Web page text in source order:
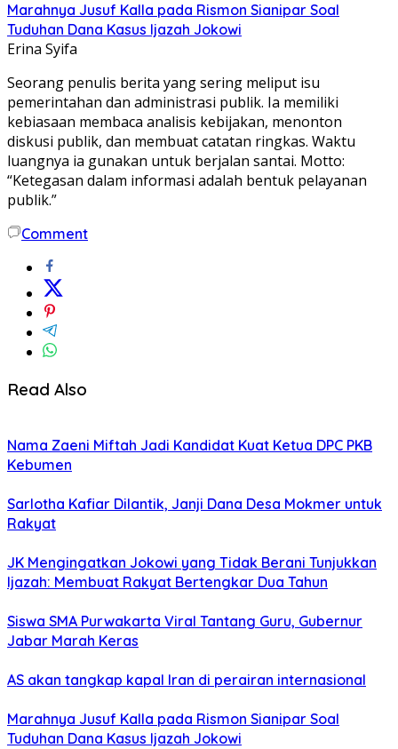
Marahnya Jusuf Kalla pada Rismon Sianipar Soal
Tuduhan Dana Kasus Ijazah Jokowi
Erina Syifa
Seorang penulis berita yang sering meliput isu
pemerintahan dan administrasi publik. Ia memiliki
kebiasaan membaca analisis kebijakan, menonton
diskusi publik, dan membuat catatan ringkas. Waktu
luangnya ia gunakan untuk berjalan santai. Motto:
“Ketegasan dalam informasi adalah bentuk pelayanan
publik.”
Comment
Read Also
Nama Zaeni Miftah Jadi Kandidat Kuat Ketua DPC PKB
Kebumen
Sarlotha Kafiar Dilantik, Janji Dana Desa Mokmer untuk
Rakyat
JK Mengingatkan Jokowi yang Tidak Berani Tunjukkan
Ijazah: Membuat Rakyat Bertengkar Dua Tahun
Siswa SMA Purwakarta Viral Tantang Guru, Gubernur
Jabar Marah Keras
AS akan tangkap kapal Iran di perairan internasional
Marahnya Jusuf Kalla pada Rismon Sianipar Soal
Tuduhan Dana Kasus Ijazah Jokowi